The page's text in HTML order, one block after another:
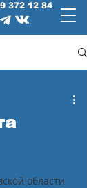
372 12 84
области